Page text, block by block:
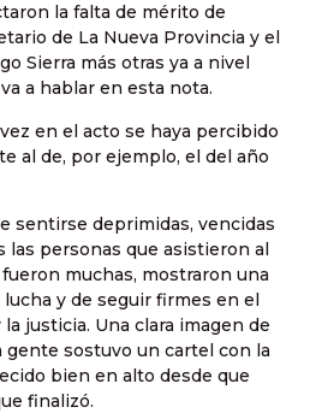
la falta de mérito de
de La Nueva Provincia y el
Sierra más otras ya a nivel
a hablar en esta nota.
en el acto se haya percibido
al de, por ejemplo, el del año
sentirse deprimidas, vencidas
las personas que asistieron al
muchas, mostraron una
y de seguir firmes en el
justicia. Una clara imagen de
gente sostuvo un cartel con la
bien en alto desde que
finalizó.